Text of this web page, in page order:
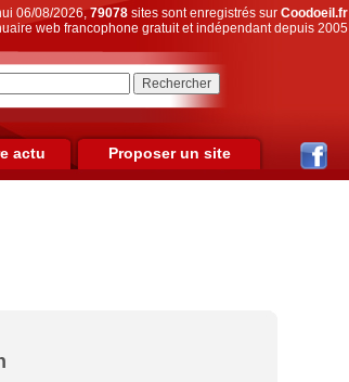
06/08/2026,79078sites sont enregistrés sur Coodoeil.fr
web francophone gratuit et indépendant depuis 2005
actu Proposer un site